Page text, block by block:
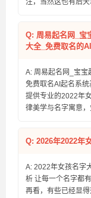
注，当然这也有后天
Q: 周易起名网_宝
大全_免费取名的
A: 周易起名网_宝宝
免费取名AI起名系
提供专业的2022年
律美学与名字寓意
Q: 2026年2022年
A: 2022年女孩名字
析 让每一个名字都
再看，有些已经显